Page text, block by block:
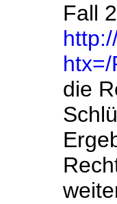
Fall
die